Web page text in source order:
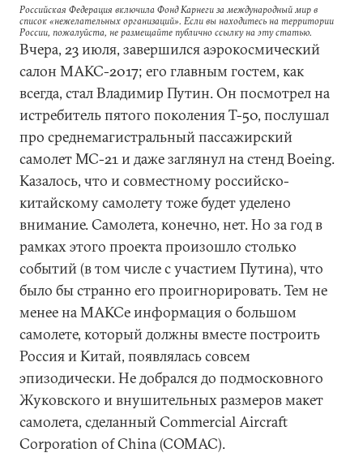
Российская Федерация включила Фонд Карнеги за международный мир в
список «нежелательных организаций». Если вы находитесь на территории
России, пожалуйста, не размещайте публично ссылку на эту статью.
Вчера, 23 июля, завершился аэрокосмический
салон МАКС-2017; его главным гостем, как
всегда, стал Владимир Путин. Он посмотрел на
истребитель пятого поколения Т-50, послушал
про среднемагистральный пассажирский
самолет МС-21 и даже заглянул на стенд Boeing.
Казалось, что и совместному российско-
китайскому самолету тоже будет уделено
внимание. Самолета, конечно, нет. Но за год в
рамках этого проекта произошло столько
событий (в том числе с участием Путина), что
было бы странно его проигнорировать. Тем не
менее на МАКСе информация о большом
самолете, который должны вместе построить
Россия и Китай, появлялась совсем
эпизодически. Не добрался до подмосковного
Жуковского и внушительных размеров макет
самолета, сделанный Commercial Aircraft
Corporation of China (COMAC).